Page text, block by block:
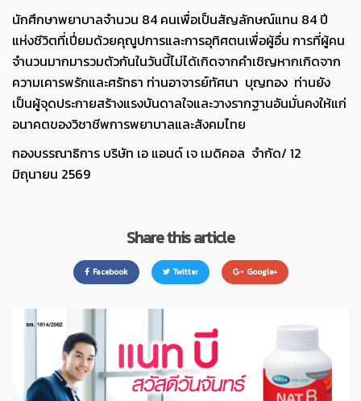
นักศึกษาพยาบาลจำนวน 84 คนเพื่อเป็นสัญลักษณ์แทน 84 ปี
แห่งชีวิตที่เปี่ยมด้วยคุณูปการและการอุทิศตนเพื่อผู้อื่น การที่ผู้คน
จำนวนมากมารวมตัวกันในวันนี้ไม่ได้เกิดจากคำเชิญหากเกิดจาก
ความเคารพรักและศรัทธา ท่านอาจารย์ทัศนา บุญทอง ท่านยัง
เป็นผู้จุดประกายสร้างแรงบันดาลใจและวางรากฐานอันมั่นคงให้แก่
อนาคตของวิชาชีพการพยาบาลและสังคมไทย
กองบรรณาธิการ บริษัท เอ แอนด์ เจ เมดิคอล จำกัด/ 12
มิถุนายน 2569
Share this article
Facebook Twitter Google+